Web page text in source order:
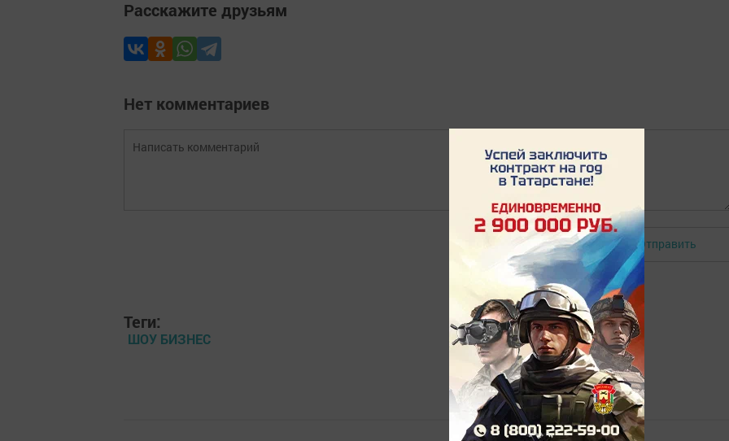
Расскажите друзьям
Нет комментариев
Авторизоваться Отправить
Теги:
ШОУ БИЗНЕС